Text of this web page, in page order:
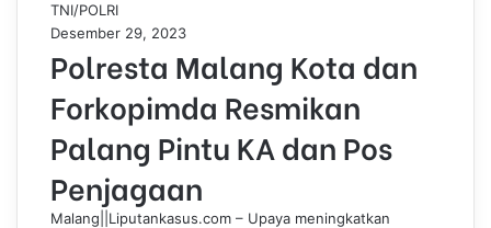
P
o
l
r
e
s
M
a
TNI/POLRI
Desember 29, 2023
Polresta Malang Kota dan
Forkopimda Resmikan
Palang Pintu KA dan Pos
Penjagaan
Malang||Liputankasus.com – Upaya meningkatkan